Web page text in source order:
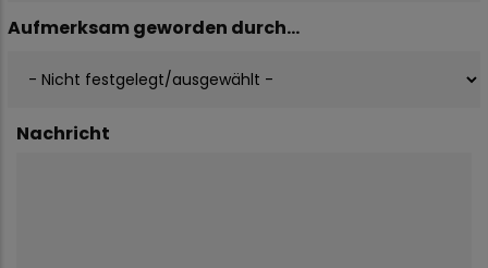
Aufmerksam geworden durch...
Nachricht